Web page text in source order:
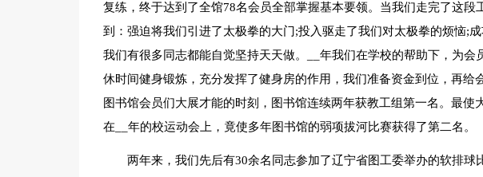
复练，终于达到了全馆78名会员全部掌握基本要领。当我们走完了这段
到：强迫将我们引进了太极拳的大门;投入驱走了我们对太极拳的烦恼;
我们有很多同志都能自觉坚持天天做。__年我们在学校的帮助下，为会
休时间健身锻炼，充分发挥了健身房的作用，我们准备资金到位，再给
图书馆会员们大展才能的时刻，图书馆连续两年获教工组第一名。最使
在__年的校运动会上，竟使多年图书馆的弱项拔河比赛获得了第二名。
两年来，我们先后有30余名同志参加了辽宁省图工委举办的软排球